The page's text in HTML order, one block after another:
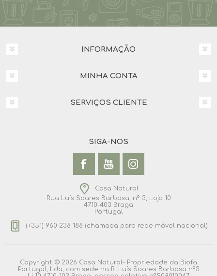
INFORMAÇÃO
MINHA CONTA
SERVIÇOS CLIENTE
SIGA-NOS
Casa Natural
Rua Luís Soares Barbosa, nº 3, Loja 10
4710-403 Braga
Portugal
(+351) 960 238 188 (chamada para rede móvel nacional)
Copyright © 2026 Casa Natural- Propriedade da Biofa
Portugal, Lda, com sede na R. Luís Soares Barbosa nº3